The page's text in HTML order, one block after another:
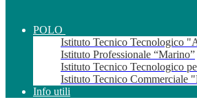
POLO
Istituto Tecnico Tecnologico
Istituto Professionale “Marino”
Istituto Tecnico Tecnologico
Istituto Tecnico Commerciale
Info utili